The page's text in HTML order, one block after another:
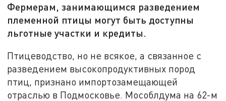
Фермерам, занимающимся разведением
племенной птицы могут быть доступны
льготные участки и кредиты.
Птицеводство, но не всякое, а связанное с
разведением высокопродуктивных пород
птиц, признано импортозамещающей
отраслью в Подмосковье. Мособлдума на 62-м